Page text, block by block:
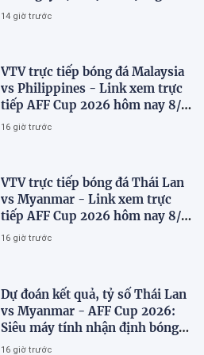
đầu bảng
14 giờ trước
VTV trực tiếp bóng đá Malaysia
vs Philippines - Link xem trực
tiếp AFF Cup 2026 hôm nay 8/8
trên VTV7
16 giờ trước
VTV trực tiếp bóng đá Thái Lan
vs Myanmar - Link xem trực
tiếp AFF Cup 2026 hôm nay 8/8
trên VTV6
16 giờ trước
Dự đoán kết quả, tỷ số Thái Lan
vs Myanmar - AFF Cup 2026:
Siêu máy tính nhận định bóng
đá hôm nay 8/8
16 giờ trước